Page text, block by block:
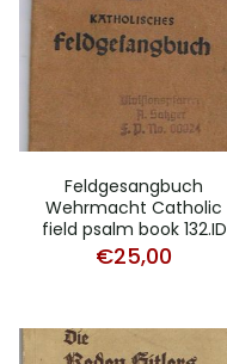
Feldgesangbuch
Wehrmacht Catholic
field psalm book 132.ID
€25,00